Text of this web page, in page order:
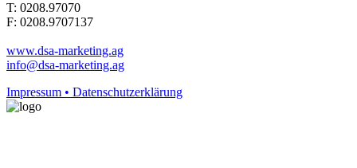
T: 0208.97070
F: 0208.9707137
www.dsa-marketing.ag
info@dsa-marketing.ag
Impressum • Datenschutzerklärung